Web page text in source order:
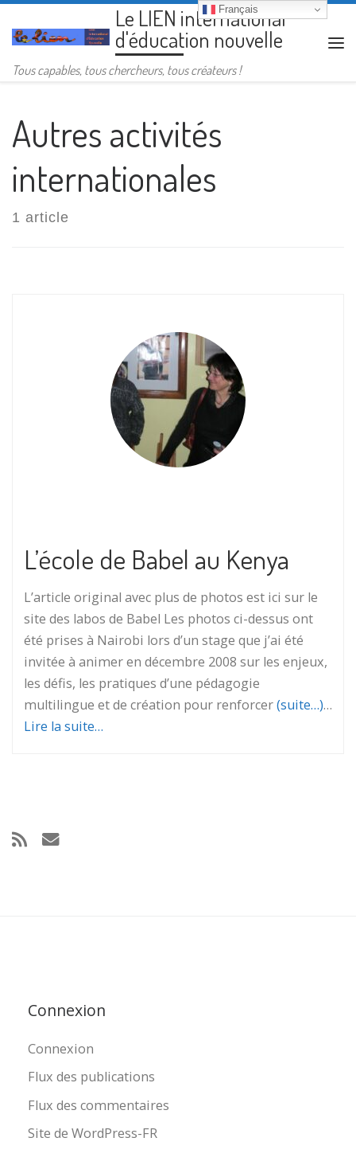
Passer au contenuLe LIEN international
d'éducation nouvelle
Tous capables, tous chercheurs, tous créateurs !
Autres activités
internationales
1 article
L’école de Babel au Kenya
L’article original avec plus de photos est ici sur le
site des labos de Babel Les photos ci-dessus ont
été prises à Nairobi lors d’un stage que j’ai été
invitée à animer en décembre 2008 sur les enjeux,
les défis, les pratiques d’une pédagogie
multilingue et de création pour renforcer(suite…)…
Lire la suite…
Connexion
Connexion
Flux des publications
Flux des commentaires
Site de WordPress-FR
Français